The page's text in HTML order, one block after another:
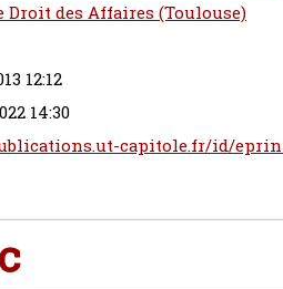
Droit des Affaires (Toulouse)
12:12
14:30
capitole.fr/id/